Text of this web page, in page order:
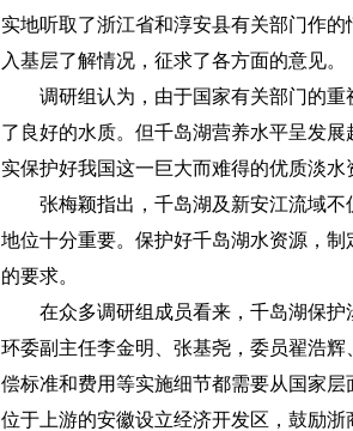
实地听取了浙江省和淳安县有关部门作
入基层了解情况，征求了各方面的意见。
调研组认为，由于国家有关部门的
了良好的水质。但千岛湖营养水平呈发
实保护好我国这一巨大而难得的优质淡水
张梅颖指出，千岛湖及新安江流域
地位十分重要。保护好千岛湖水资源，
的要求。
在众多调研组成员看来，千岛湖保
环委副主任李金明、张基尧，委员翟浩
偿标准和费用等实施细节都需要从国家
位于上游的安徽设立经济开发区，鼓励